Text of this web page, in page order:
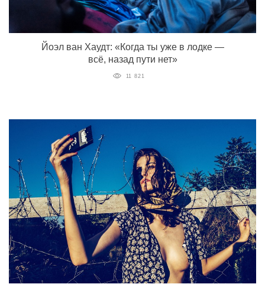
Йоэл ван Хаудт: «Когда ты уже в лодке —
всё, назад пути нет»
11 821